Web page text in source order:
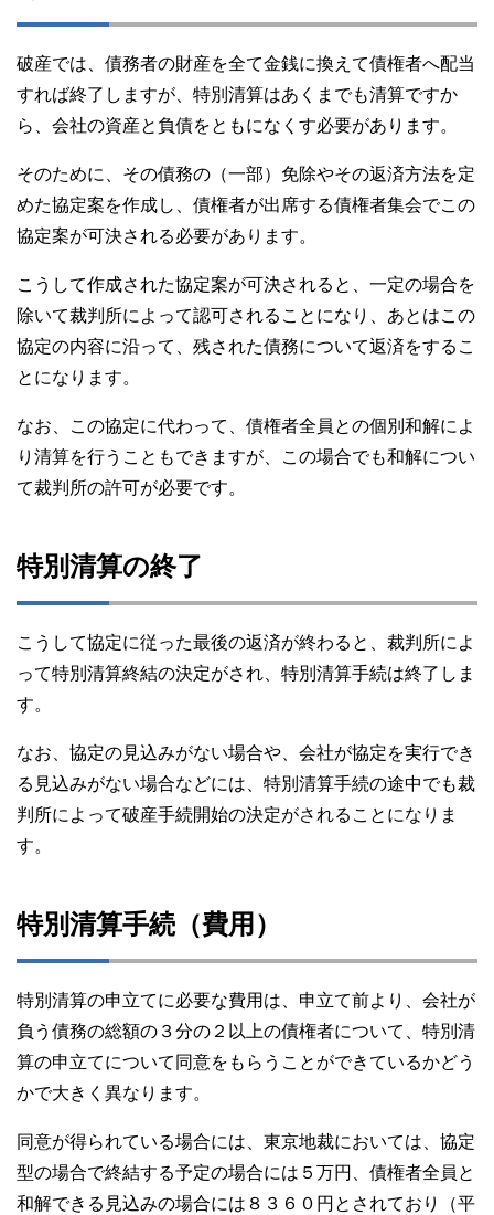
破産では、債務者の財産を全て金銭に換えて債権者へ配当
すれば終了しますが、特別清算はあくまでも清算ですか
ら、会社の資産と負債をともになくす必要があります。
そのために、その債務の（一部）免除やその返済方法を定
めた協定案を作成し、債権者が出席する債権者集会でこの
協定案が可決される必要があります。
こうして作成された協定案が可決されると、一定の場合を
除いて裁判所によって認可されることになり、あとはこの
協定の内容に沿って、残された債務について返済をするこ
とになります。
なお、この協定に代わって、債権者全員との個別和解によ
り清算を行うこともできますが、この場合でも和解につい
て裁判所の許可が必要です。
特別清算の終了
こうして協定に従った最後の返済が終わると、裁判所によ
って特別清算終結の決定がされ、特別清算手続は終了しま
す。
なお、協定の見込みがない場合や、会社が協定を実行でき
る見込みがない場合などには、特別清算手続の途中でも裁
判所によって破産手続開始の決定がされることになりま
す。
特別清算手続（費用）
特別清算の申立てに必要な費用は、申立て前より、会社が
負う債務の総額の３分の２以上の債権者について、特別清
算の申立てについて同意をもらうことができているかどう
かで大きく異なります。
同意が得られている場合には、東京地裁においては、協定
型の場合で終結する予定の場合には５万円、債権者全員と
和解できる見込みの場合には８３６０円とされており（平